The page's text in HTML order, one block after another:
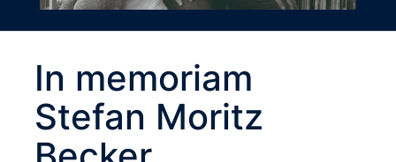
In memoriam
Stefan Moritz